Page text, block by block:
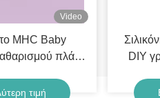
Video
MHC Baby
πλάκα
τιμή
DIY